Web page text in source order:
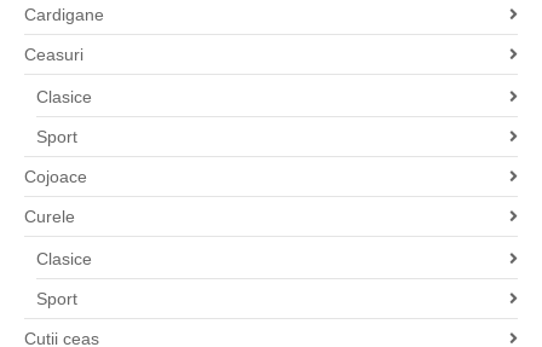
Cardigane
Ceasuri
Clasice
Sport
Cojoace
Curele
Clasice
Sport
Cutii ceas